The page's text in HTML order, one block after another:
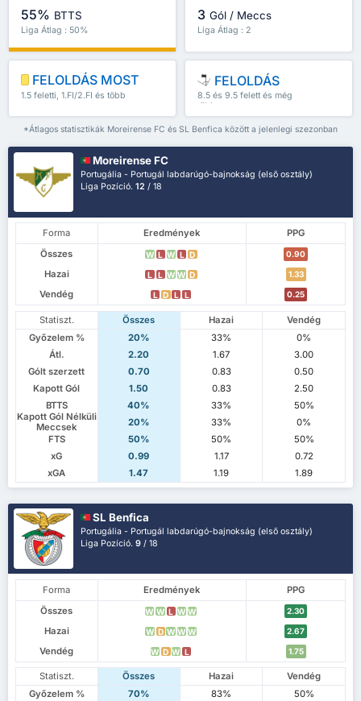
55% BTTS
Liga Átlag : 50%
3 Gól / Meccs
Liga Átlag : 2
FELOLDÁS MOST
1.5 feletti, 1.FI/2.FI és több
FELOLDÁS
8.5 és 9.5 felett és még
több
*Átlagos statisztikák Moreirense FC és SL Benfica között a jelenlegi szezonban
Moreirense FC
Portugália - Portugál labdarúgó-bajnokság (első osztály)
Liga Pozíció.12 / 18
Forma Eredmények
PPG
Összes
W L W L D 0.90
Hazai L L W W D 1.33
Vendég L D L L 0.25
Statiszt. Összes Hazai
Vendég
Győzelem %
20% 33%
0%
Átl.
2.20 1.67
3.00
Gólt szerzett
0.70 0.83
0.50
Kapott Gól
1.50 0.83
2.50
BTTS
40% 33%
50%
Kapott Gól Nélküli
Meccsek
20% 33%
0%
FTS
50% 50%
50%
xG
0.99 1.17
0.72
xGA
1.47 1.19 1.89
SL Benfica
Portugália - Portugál labdarúgó-bajnokság (első osztály)
Liga Pozíció.9 / 18
Forma Eredmények
PPG
Összes
W W L W W 2.30
Hazai W D W W W 2.67
Vendég W D W L 1.75
Statiszt. Összes Hazai
Vendég
Győzelem %
70% 83%
50%